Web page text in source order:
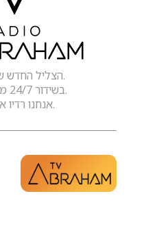
הצליל החדש של שלום.
בשידור 24/7 מוושינגטון.
אנחנו רדיו אברהם.